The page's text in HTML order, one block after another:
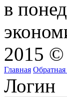
в
2015 ©
Главная Обратная
Логин